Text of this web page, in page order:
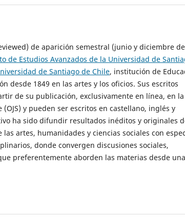
de aparición semestral (junio y diciembre de
de Estudios Avanzados de la Universidad de
de Santiago de Chile, institución de
desde 1849 en las artes y los oficios. Sus escritos
de su publicación, exclusivamente en línea, en la
y pueden ser escritos en castellano, inglés y
ha sido difundir resultados inéditos y originales
artes, humanidades y ciencias sociales con
donde convergen discusiones sociales,
preferentemente aborden las materias desde una